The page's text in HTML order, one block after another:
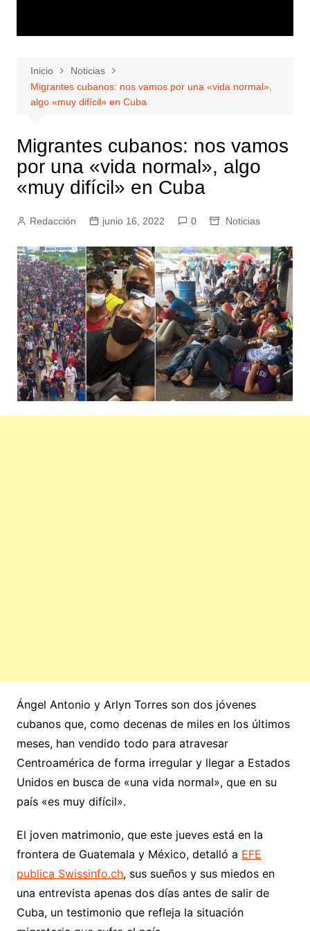
Inicio
Noticias
Migrantes cubanos: nos vamos por una «vida normal»,
algo «muy difícil» en Cuba
Migrantes cubanos: nos vamos
por una «vida normal», algo
«muy difícil» en Cuba
Redacción junio 16, 2022 0 Noticias
Ángel Antonio y Arlyn Torres son dos jóvenes
cubanos que, como decenas de miles en los últimos
meses, han vendido todo para atravesar
Centroamérica de forma irregular y llegar a Estados
Unidos en busca de «una vida normal», que en su
país «es muy difícil».
El joven matrimonio, que este jueves está en la
frontera de Guatemala y México, detalló a EFE
publica Swissinfo.ch, sus sueños y sus miedos en
una entrevista apenas dos días antes de salir de
Cuba, un testimonio que refleja la situación